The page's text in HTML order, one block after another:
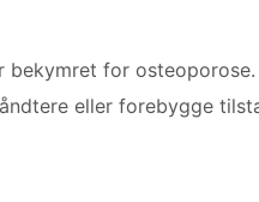
bekymret for
eller forebygge